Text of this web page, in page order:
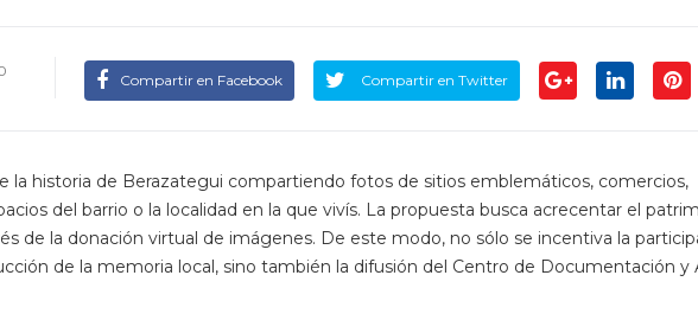
Compartir en Facebook Compartir en Twitter
la historia de Berazategui compartiendo fotos de sitios emblemáticos, comercios,
del barrio o la localidad en la que vivís. La propuesta busca acrecentar el
de la donación virtual de imágenes. De este modo, no sólo se incentiva la
de la memoria local, sino también la difusión del Centro de Documentación y